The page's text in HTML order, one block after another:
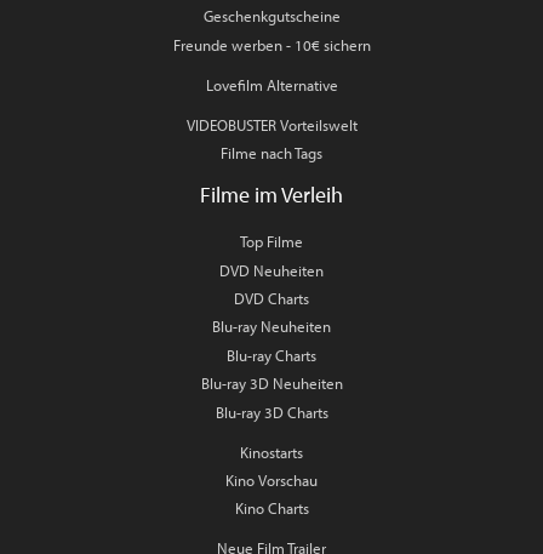
Geschenkgutscheine
Freunde werben - 10€ sichern
Lovefilm Alternative
VIDEOBUSTER Vorteilswelt
Filme nach Tags
Filme im Verleih
Top Filme
DVD Neuheiten
DVD Charts
Blu-ray Neuheiten
Blu-ray Charts
Blu-ray 3D Neuheiten
Blu-ray 3D Charts
Kinostarts
Kino Vorschau
Kino Charts
Neue Film Trailer